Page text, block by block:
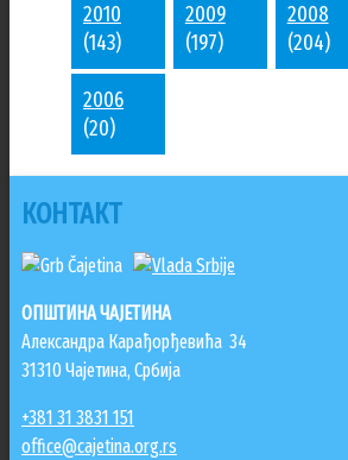
2010
(143)
2009
(197)
2008
(204)
2006
(20)
КОНТАКТ
ОПШТИНА ЧАЈЕТИНА
Александра Карађорђевића 34
31310 Чајетина, Србија
+381 31 3831 151
office@cajetina.org.rs